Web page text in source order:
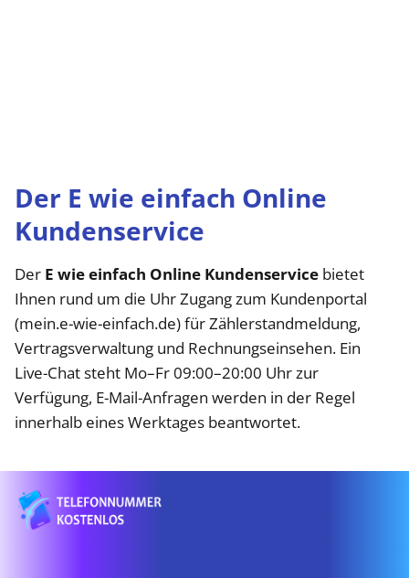
Der E wie einfach Online
Kundenservice
Der E wie einfach Online Kundenservice bietet
Ihnen rund um die Uhr Zugang zum Kundenportal
(mein.e-wie-einfach.de) für Zählerstandmeldung,
Vertragsverwaltung und Rechnungs­einsehen. Ein
Live-Chat steht Mo–Fr 09:00–20:00 Uhr zur
Verfügung, E-Mail-Anfragen werden in der Regel
innerhalb eines Werktages beantwortet.